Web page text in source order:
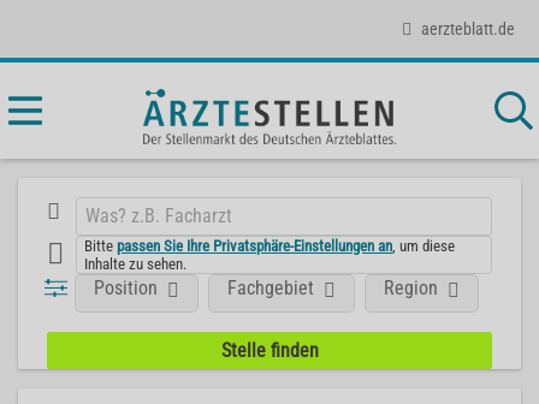
aerzteblatt.de
Bittepassen Sie Ihre Privatsphäre-Einstellungen an , um diese
Inhalte zu sehen.
Position Fachgebiet Region